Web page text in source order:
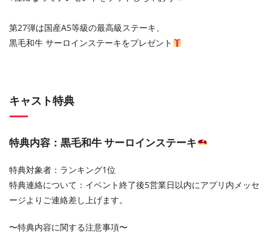
第27弾は国産A5等級の最高級ステーキ、
黒毛和牛 サーロインステーキをプレゼント
キャスト特典
特典内容：黒毛和牛 サーロインステーキ
特典対象者：ランキング1位
特典連絡について：イベント終了後5営業日以内にアプリ内メッセ
ージよりご連絡差し上げます。
〜特典内容に関する注意事項〜